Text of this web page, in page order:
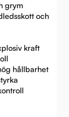
grym
och
kraft
hållbarhet